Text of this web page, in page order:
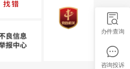
办件查询
咨询投诉